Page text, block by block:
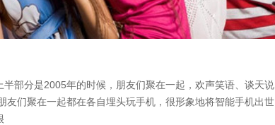
部分是2005年的时候，朋友们聚在一起，欢声笑语、谈天说
们聚在一起都在各自埋头玩手机，很形象地将智能手机出世